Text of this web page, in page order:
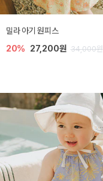
밀라 아기 원피스
20% 27,200원 34,000원